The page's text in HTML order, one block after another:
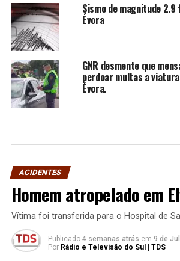
Sismo de magnitude
Évora
GNR desmente que
perdoar multas a
Évora.
ACIDENTES
Homem atropelado em
Vítima foi transferida para o Hospital de
Publicado 4 semanas atrás em 9 de
Por Rádio e Televisão do Sul | TDS